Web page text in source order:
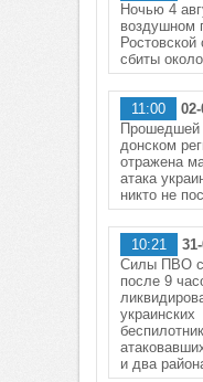
Ночью 4
воздушном
Ростовской
сбиты
11:00
Прошедшей
донском
отражена
атака
никто не
10:21
Силы ПВО
после 9
украинских
и два